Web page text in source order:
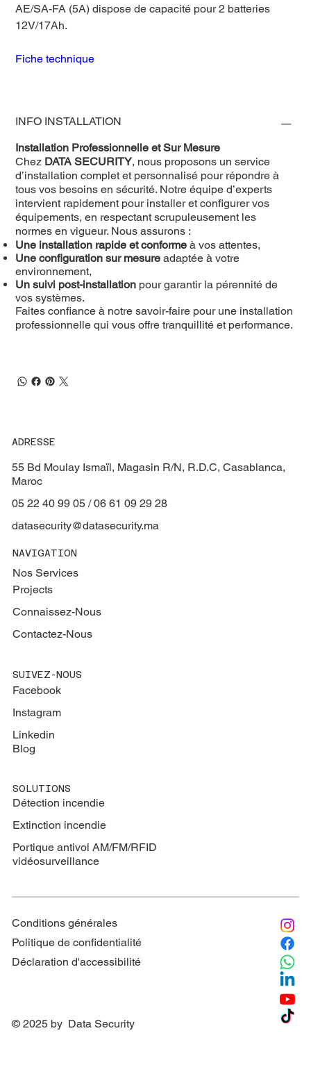
AE/SA-FA (5A) dispose de capacité pour 2 batteries
12V/17Ah.
Fiche technique
INFO INSTALLATION
Installation Professionnelle et Sur Mesure
Chez DATA SECURITY, nous proposons un service
d’installation complet et personnalisé pour répondre à
tous vos besoins en sécurité. Notre équipe d’experts
intervient rapidement pour installer et configurer vos
équipements, en respectant scrupuleusement les
normes en vigueur. Nous assurons :
Une installation rapide et conforme à vos attentes,
Une configuration sur mesure adaptée à votre
environnement,
Un suivi post-installation pour garantir la pérennité de
vos systèmes.
Faites confiance à notre savoir-faire pour une installation
professionnelle qui vous offre tranquillité et performance.
ADRESSE
55 Bd Moulay Ismaïl, Magasin R/N, R.D.C, Casablanca,
Maroc
05 22 40 99 05 / 06 61 09 29 28
datasecurity@datasecurity.ma
NAVIGATION
Nos Services
Projects
Connaissez-Nous
Contactez-Nous
SUIVEZ-NOUS
Facebook
Instagram
Linkedin
Blog
SOLUTIONS
Détection incendie
Extinction incendie
Portique antivol AM/FM/RFID
vidéosurveillance
Conditions générales
Politique de confidentialité
Déclaration d'accessibilité
© 2025 by Data Security